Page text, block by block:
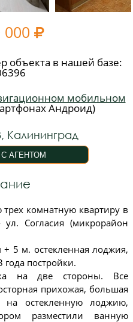
000 
объекта в нашей базе:
мобильном
Андроид)
Калининград
комнатную квартиру в
Согласия (микрорайон
5 м. остекленная лоджия,
постройки.
на две стороны. Все
прихожая, большая
на остекленную лоджию,
разместили ванную